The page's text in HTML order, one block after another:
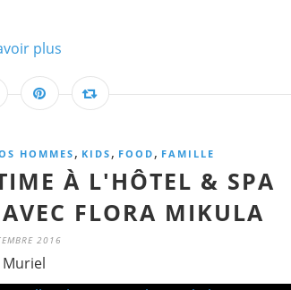
plus
HOMMES, KIDS, FOOD, FAMILLE
À L'HÔTEL & SPA
FLORA MIKULA
2016
Muriel